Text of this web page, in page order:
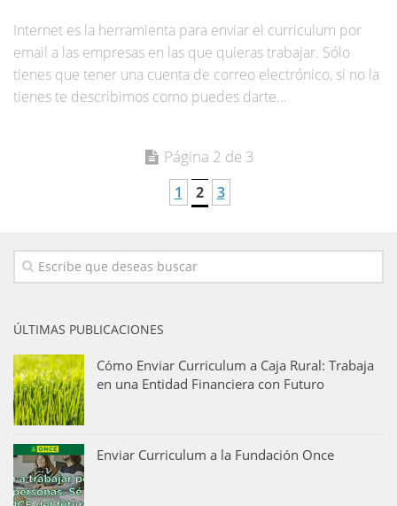
Internet es la herramienta para enviar el curriculum por
email a las empresas en las que quieras trabajar. Sólo
tienes que tener una cuenta de correo electrónico, si no la
tienes te describimos como puedes darte...
Página 2 de 3
1 2 3
ÚLTIMAS PUBLICACIONES
Cómo Enviar Curriculum a Caja Rural: Trabaja
en una Entidad Financiera con Futuro
Enviar Curriculum a la Fundación Once